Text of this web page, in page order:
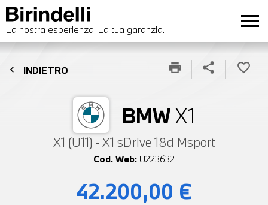
La nostra esperienza. La tua garanzia. menu
chevron_left INDIETRO
BMWX1
X1 (U11) - X1 sDrive 18d Msport
Cod. Web: U223632
print share favorite_border
42.200,00 €